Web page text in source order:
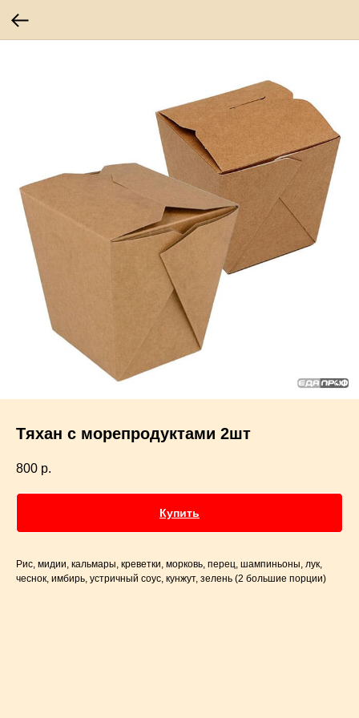
Тяхан с морепродуктами 2шт
800 р.
Купить
Рис, мидии, кальмары, креветки, морковь, перец, шампиньоны, лук,
чеснок, имбирь, устричный соус, кунжут, зелень (2 большие порции)